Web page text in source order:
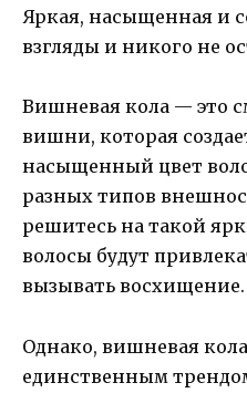
Яркая, насыщенная и
взгляды и никого не
Вишневая кола — это
вишни, которая
насыщенный цвет
разных типов
решитесь на такой
волосы будут
вызывать восхищение.
Однако, вишневая
единственным